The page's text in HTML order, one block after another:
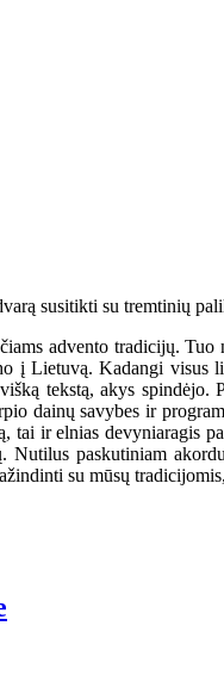
susitikti su tremtinių
advento tradicijų.
į Lietuvą. Kadangi
tekstą, akys
dainų savybes ir
tai ir elnias devyniaragis
paskutiniam
su mūsų